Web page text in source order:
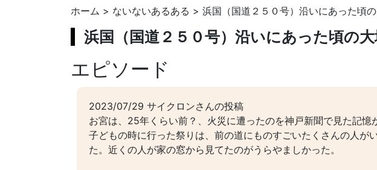
ホーム > ないないあるある > 浜国（国道２５０号）沿いにあった頃
浜国（国道２５０号）沿いにあった頃の
エピソード
2023/07/29 サイクロンさんの投稿
お宮は、25年くらい前？、火災に遭ったのを神戸新聞で見た記憶
子どもの時に行った祭りは、前の道にものすごいたくさんの人が
た。近くの人が家の窓から見てたのがうらやましかった。